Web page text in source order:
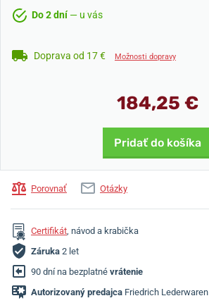
Do 2 dní— u vás
Doprava od 17 € Možnosti dopravy
184,25 €
Pridať do košíka
Porovnať Otázky
Certifikát, návod a krabička
Záruka 2 let
90 dní na bezplatné vrátenie
Autorizovaný predajca Friedrich Lederwaren